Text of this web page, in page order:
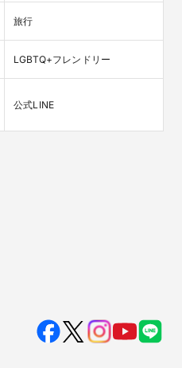
旅行
LGBTQ+フレンドリー
公式LINE